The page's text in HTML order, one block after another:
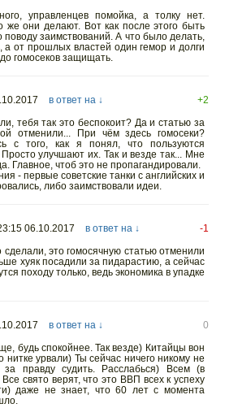
управленцев помойка, а толку нет.
же они делают. Вот как после этого быть
поводу заимствований. А что было делать,
а от прошлых властей один гемор и долги
гомосеков защищать.
в ответ на ↓
+2
тебя так это беспокоит? Да и статью за
отменили... При чём здесь гомосеки?
с того, как я понял, что пользуются
улучшают их. Так и везде так... Мне
Главное, чтоб это не пропагандировали.
- первые советские танки с английских и
либо заимствовали идеи.
06.10.2017 в ответ на ↓
-1
сделали, это гомосячную статью отменили
хуяк посадили за пидарастию, а сейчас
походу только, ведь экономика в упадке
в ответ на ↓
0
будь спокойнее. Так везде) Китайцы вон
урвали) Ты сейчас ничего никому не
правду судить. Расслабься) Всем (в
свято верят, что это ВВП всех к успеху
даже не знает, что 60 лет с момента